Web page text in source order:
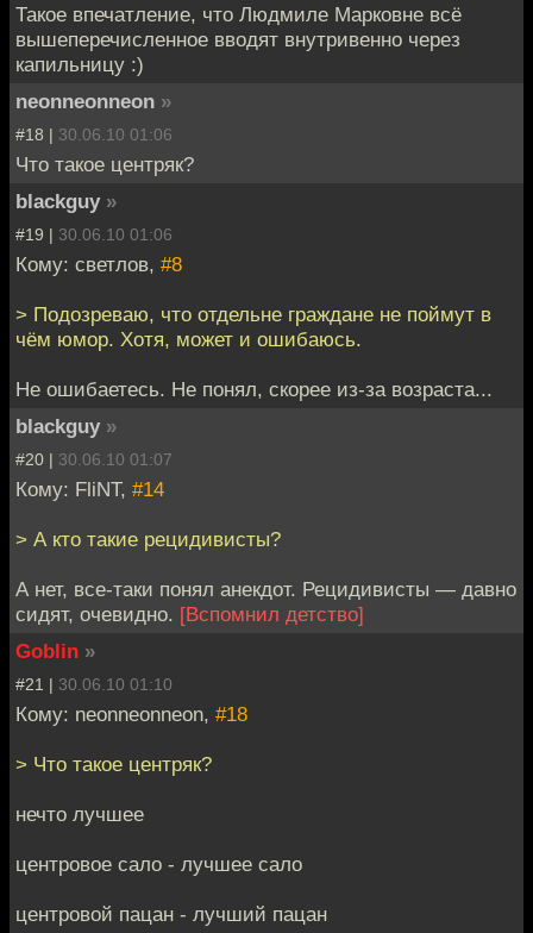
Такое впечатление, что Людмиле Марковне всё
вышеперечисленное вводят внутривенно через
капильницу :)
neonneonneon »
#18 | 30.06.10 01:06
Что такое центряк?
blackguy »
#19 | 30.06.10 01:06
Кому: светлов, #8
> Подозреваю, что отдельне граждане не поймут в
чём юмор. Хотя, может и ошибаюсь.
Не ошибаетесь. Не понял, скорее из-за возраста...
blackguy »
#20 | 30.06.10 01:07
Кому: FliNT, #14
> А кто такие рецидивисты?
А нет, все-таки понял анекдот. Рецидивисты — давно
сидят, очевидно. [Вспомнил детство]
Goblin »
#21 | 30.06.10 01:10
Кому: neonneonneon, #18
> Что такое центряк?
нечто лучшее
центровое сало - лучшее сало
центровой пацан - лучший пацан